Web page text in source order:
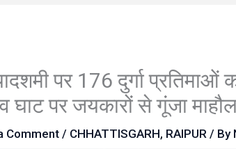
पर 176 दुर्गा प्रतिमाओं
घाट पर जयकारों से गूंजा
Comment / CHHATTISGARH, RAIPUR / By